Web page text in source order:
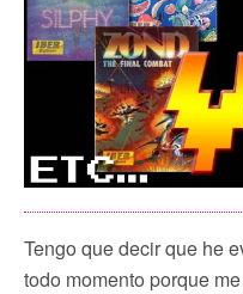
Tengo que decir que he
todo momento porque